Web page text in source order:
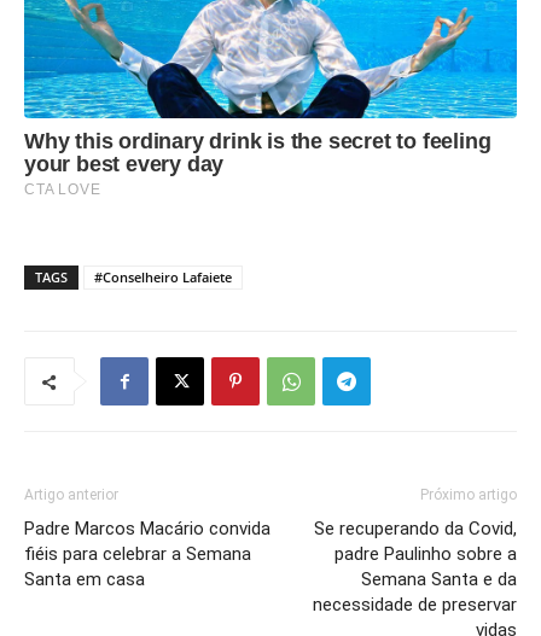
TAGS #Conselheiro Lafaiete
Artigo anterior
Padre Marcos Macário convida
fiéis para celebrar a Semana
Santa em casa
Próximo artigo
Se recuperando da Covid,
padre Paulinho sobre a
Semana Santa e da
necessidade de preservar
vidas